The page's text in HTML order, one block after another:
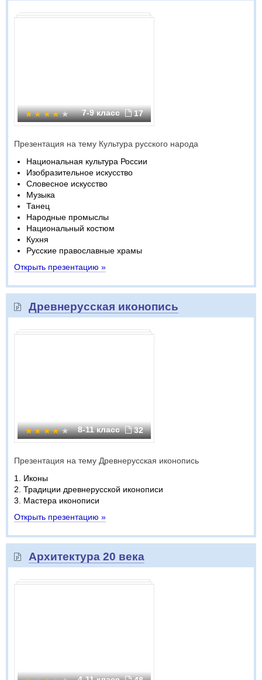
7-9 класс 17
Презентация на тему Культура русского народа
Национальная культура России
Изобразительное искусство
Словесное искусство
Музыка
Танец
Народные промыслы
Национальный костюм
Кухня
Русские православные храмы
Открыть презентацию »
Древнерусская иконопись
8-11 класс 32
Презентация на тему Древнерусская иконопись
1. Иконы
2. Традиции древнерусской иконописи
3. Мастера иконописи
Открыть презентацию »
Архитектура 20 века